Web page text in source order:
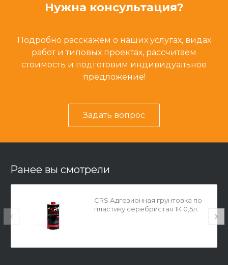
Нужна консультация?
Подробно расскажем о наших услугах, видах
работ и типовых проектах, рассчитаем
стоимость и подготовим индивидуальное
предложение!
Задать вопрос
Ранее вы смотрели
CRS Адгезионная грунтовка по
пластику серебристая 1К 0,5л.